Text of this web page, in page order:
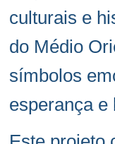
culturais e
do Médio
símbolos
esperança e